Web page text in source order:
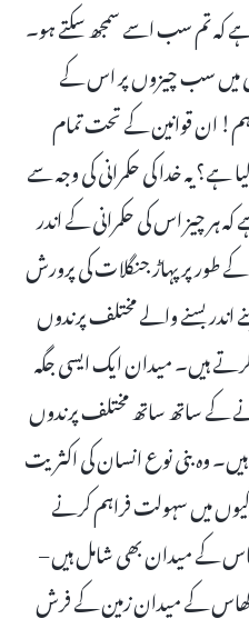
کہ تم سب اسے سمجھ سکتے ہو۔
میں سب چیزوں پر اس کے
ان قوانین کے تحت تمام
ہے؟ یہ خدا کی حکمرانی کی وجہ سے
ہر چیز اس کی حکمرانی کے اندر
طور پر پہاڑ جنگلات کی پرورش
بسنے والے مختلف پرندوں
ہیں۔ میدان ایک ایسی جگہ
کے ساتھ ساتھ مختلف پرندوں
وہ بنی نوع انسان کی اکثریت
میں سہولت فراہم کرنے
کے میدان بھی شامل ہیں –
کے میدان زمین کے فرش